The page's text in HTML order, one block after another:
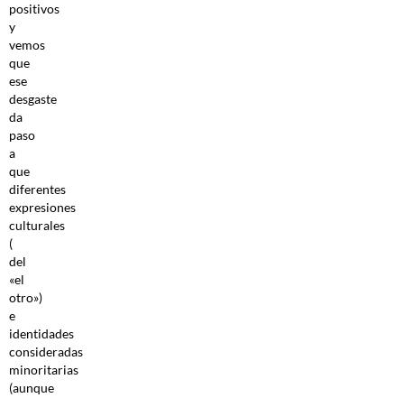
positivos
y
vemos
que
ese
desgaste
da
paso
a
que
diferentes
expresiones
culturales
(
del
«el
otro»)
e
identidades
consideradas
minoritarias
(aunque